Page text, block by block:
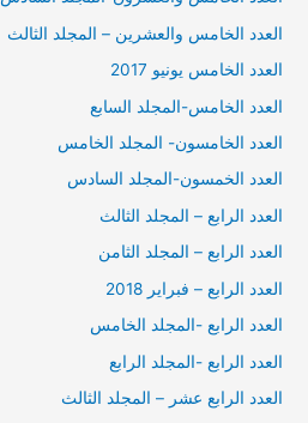
العدد الخامس والعشرين – المجلد الثالث
العدد الخامس يونيو 2017
العدد الخامس-المجلد السابع
العدد الخامسون- المجلد الخامس
العدد الخمسون-المجلد السادس
العدد الرابع – المجلد الثالث
العدد الرابع – المجلد الثامن
العدد الرابع – فبراير 2018
العدد الرابع -المجلد الخامس
العدد الرابع -المجلد الرابع
العدد الرابع عشر – المجلد الثالث